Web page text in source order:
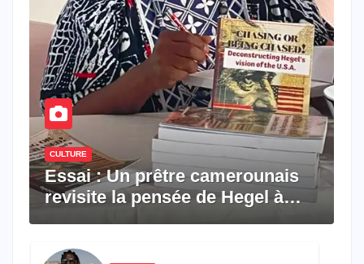
CULTURE
Essai : Un prêtre camerounais
revisite la pensée de Hegel à